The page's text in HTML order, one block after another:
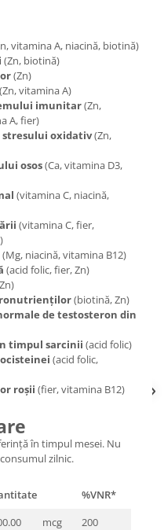
vitamina A, niacină, biotină)
(Zn, biotină)
(Zn)
(Zn, vitamina A)
imunitar(Zn,
A, fier)
oxidativ(Zn,
osos(Ca, vitamina D3,
(vitamina C, niacină,
(vitamina C, fier,
(Mg, niacină, vitamina B12)
(acid folic, fier, Zn)
(biotină, Zn)
de testosteron din
timpul sarcinii (acid folic)
(acid folic,
roșii (fier, vitamina B12)
în timpul mesei. Nu
zilnic.
%VNR*
mcg 200